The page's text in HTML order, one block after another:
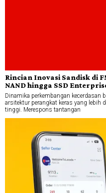
Rincian Inovasi Sandisk di
NAND hingga SSD
Dinamika perkembangan kecerdasan
arsitektur perangkat keras yang lebih
tinggi. Merespons tantangan